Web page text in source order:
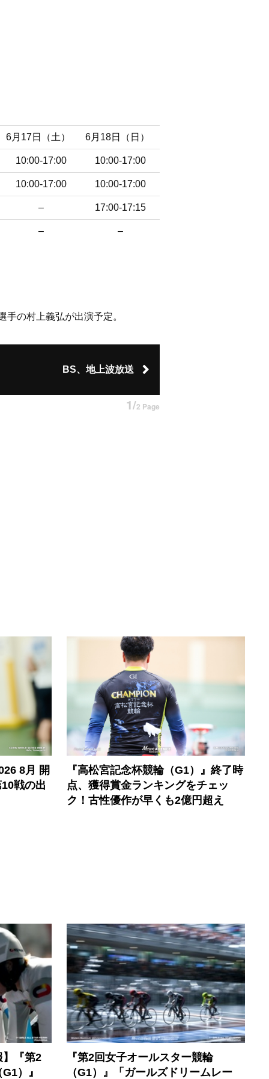
6月17日（土） 6月18日（日）
10:00-17:00 10:00-17:00
10:00-17:00 10:00-17:00
– 17:00-17:15
– –
の村上義弘が出演予定。
BS、地上波放送
1/2 Page
8月 開
戦の出
『高松宮記念杯競輪（G1）』終了時
点、獲得賞金ランキングをチェッ
ク！古性優作が早くも2億円超え
】『第2
）』
『第2回女子オールスター競輪
（G1）』「ガールズドリームレー